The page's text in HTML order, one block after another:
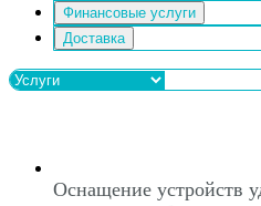
Финансовые услуги
Доставка
Оснащение устройств